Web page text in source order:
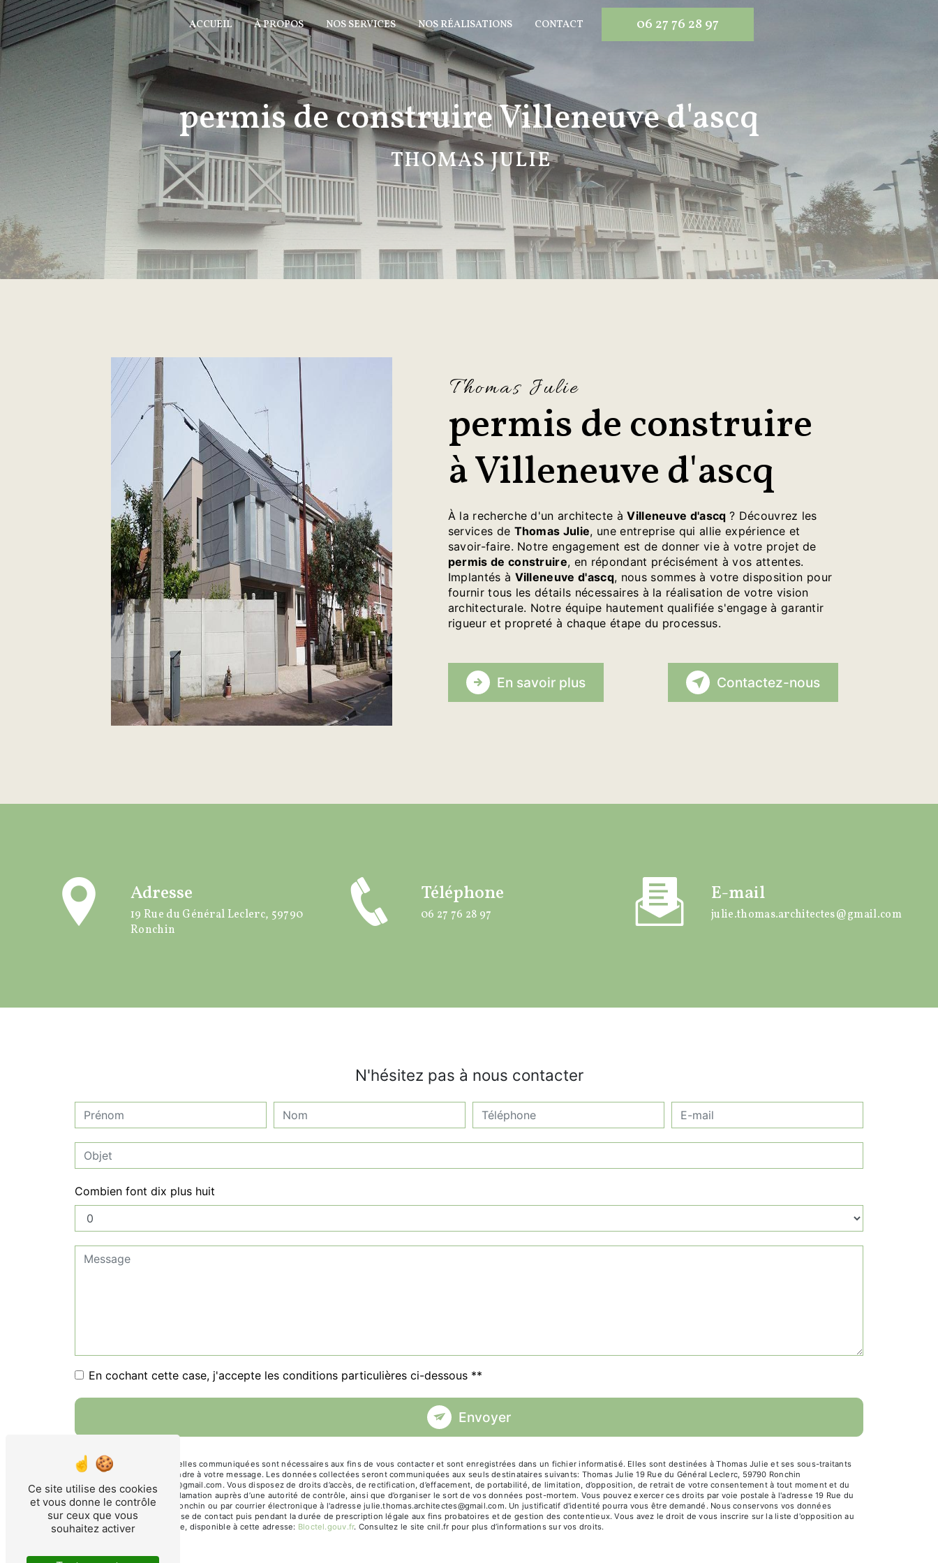
ACCUEIL À PROPOS NOS SERVICES NOS RÉALISATIONS CONTACT 06 27 76 28 97
permis de construire Villeneuve d'ascq
THOMAS JULIE
Thomas Julie
permis de construire
à Villeneuve d'ascq
À la recherche d'un architecte àVilleneuve d'ascq? Découvrez les
services de Thomas Julie, une entreprise qui allie expérience et
savoir-faire. Notre engagement est de donner vie à votre projet de
permis de construire, en répondant précisément à vos attentes.
Implantés à Villeneuve d'ascq, nous sommes à votre disposition pour
fournir tous les détails nécessaires à la réalisation de votre vision
architecturale. Notre équipe hautement qualifiée s'engage à garantir
rigueur et propreté à chaque étape du processus.
En savoir plus Contactez-nous
Adresse
19 Rue du Général Leclerc, 59790
Ronchin
Téléphone
06 27 76 28 97
E-mail
julie.thomas.architectes@gmail.com
N'hésitez pas à nous contacter
Combien font dix plus huit
En cochant cette case, j'accepte les conditions particulières ci-dessous **
Envoyer
** Les données personnelles communiquées sont nécessaires aux fins de vous contacter et sont enregistrées dans un fichier informatisé. Elles sont destinées à Thomas Julie et ses sous-traitants
dans le seul but de répondre à votre message. Les données collectées seront communiquées aux seuls destinataires suivants: Thomas Julie 19 Rue du Général Leclerc, 59790 Ronchin
julie.thomas.architectes@gmail.com. Vous disposez de droits d’accès, de rectification, d’effacement, de portabilité, de limitation, d’opposition, de retrait de votre consentement à tout moment et du
droit d’introduire une réclamation auprès d’une autorité de contrôle, ainsi que d’organiser le sort de vos données post-mortem. Vous pouvez exercer ces droits par voie postale à l'adresse 19 Rue du
Général Leclerc, 59790 Ronchin ou par courrier électronique à l'adresse julie.thomas.architectes@gmail.com. Un justificatif d'identité pourra vous être demandé. Nous conservons vos données
pendant la période de prise de contact puis pendant la durée de prescription légale aux fins probatoires et de gestion des contentieux. Vous avez le droit de vous inscrire sur la liste d'opposition au
démarchage téléphonique, disponible à cette adresse: Bloctel.gouv.fr. Consultez le site cnil.fr pour plus d’informations sur vos droits.
Panneau de gestion des cookies
Ce site utilise des cookies
et vous donne le contrôle
sur ceux que vous
souhaitez activer